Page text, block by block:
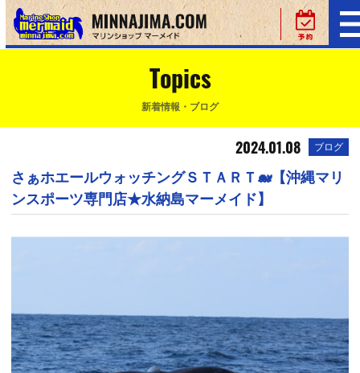
Topics
新着情報・ブログ
2024.01.08 ブログ
さぁホエールウォッチングＳＴＡＲＴ🐋【沖縄マリ
ンスポーツ専門店★水納島マーメイド】